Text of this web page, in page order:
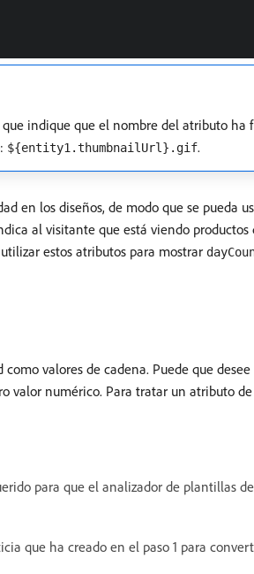
indique que el nombre del atributo ha
${entity1.thumbnailUrl}.gif.
en los diseños, de modo que se pueda
al visitante que está viendo productos
estos atributos para mostrar
valores de cadena. Puede que
valor numérico. Para tratar un atributo
para que el analizador de plantillas
que ha creado en el paso 1 para